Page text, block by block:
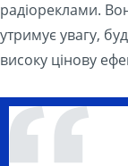
радіореклами.
утримує увагу,
високу цінову